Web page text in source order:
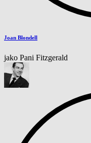
Joan Blondell
jako Pani Fitzgerald